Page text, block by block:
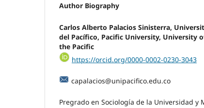
Author Biography
Carlos Alberto Palacios Sinisterra,
del Pacífico, Pacific University, University
the Pacific
https://orcid.org/0000-0002-0230-3043
capalacios@unipacifico.edu.co
Pregrado en Sociología de la Universidad y